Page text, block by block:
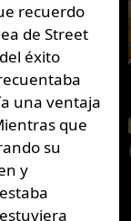
recuerdo
de Street
éxito
una ventaja
que
su
y